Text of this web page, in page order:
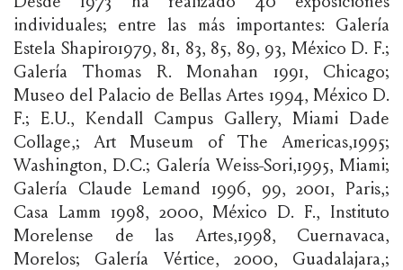
individuales; entre las más importantes: Galería
Estela Shapiro1979, 81, 83, 85, 89, 93, México D. F.;
Galería Thomas R. Monahan 1991, Chicago;
Museo del Palacio de Bellas Artes 1994, México D.
F.; E.U., Kendall Campus Gallery, Miami Dade
Collage,; Art Museum of The Americas,1995;
Washington, D.C.; Galería Weiss-Sori,1995, Miami;
Galería Claude Lemand 1996, 99, 2001, Paris,;
Casa Lamm 1998, 2000, México D. F., Instituto
Morelense de las Artes,1998, Cuernavaca,
Morelos; Galería Vértice, 2000, Guadalajara,;